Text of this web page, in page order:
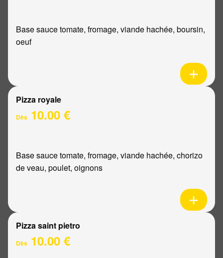
Base sauce tomate, fromage, viande hachée, boursin,
oeuf
Pizza royale
Dès 10.00 €
Base sauce tomate, fromage, viande hachée, chorizo
de veau, poulet, oignons
Pizza saint pietro
Dès 10.00 €